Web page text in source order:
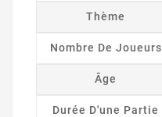
Thème
Nombre De Joueurs
Âge
Durée D'une Partie